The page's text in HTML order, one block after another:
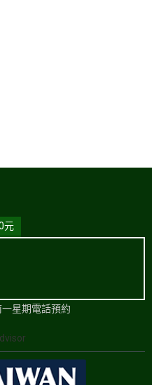
元
星期電話預約